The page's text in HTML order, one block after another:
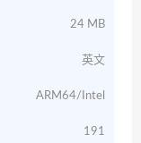
24 MB
英文
ARM64/Intel
191